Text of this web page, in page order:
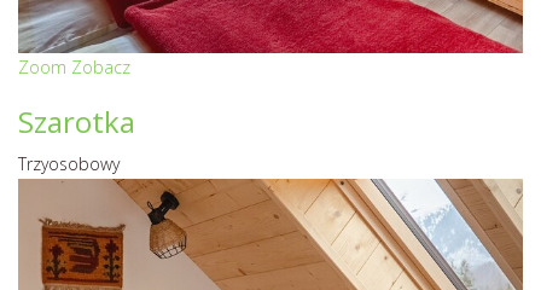
Zoom Zobacz
Szarotka
Trzyosobowy